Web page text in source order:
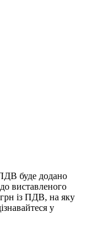
буде додано
виставленого
із ПДВ, на яку
у